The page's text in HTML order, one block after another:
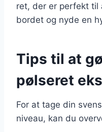
ret, der er perfekt til
bordet og nyde en
Tips til at
pølseret
For at tage din
niveau, kan du